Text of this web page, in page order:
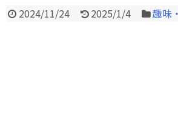
2024/11/24 2025/1/4 趣味